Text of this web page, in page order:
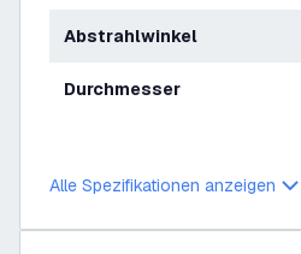
Abstrahlwinkel
Durchmesser
Alle Spezifikationen anzeigen